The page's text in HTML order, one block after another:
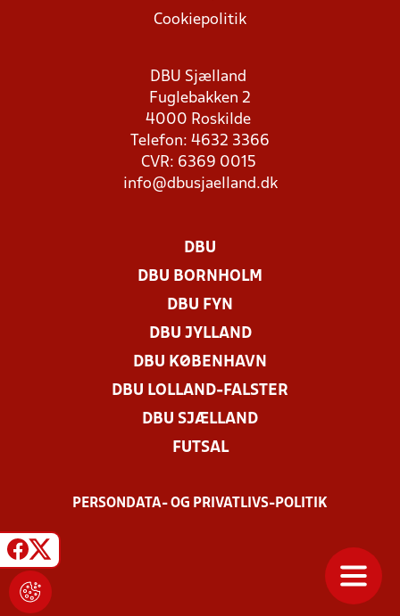
Cookiepolitik
DBU Sjælland
Fuglebakken 2
4000 Roskilde
Telefon: 4632 3366
CVR: 6369 0015
info@dbusjaelland.dk
DBU
DBU BORNHOLM
DBU FYN
DBU JYLLAND
DBU KØBENHAVN
DBU LOLLAND-FALSTER
DBU SJÆLLAND
FUTSAL
PERSONDATA- OG PRIVATLIVS-POLITIK